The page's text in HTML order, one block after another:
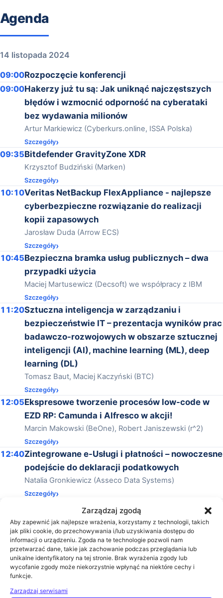
Zarządzaj zgodą
Aby zapewnić jak najlepsze wrażenia, korzystamy z technologii, takich
jak pliki cookie, do przechowywania i/lub uzyskiwania dostępu do
informacji o urządzeniu. Zgoda na te technologie pozwoli nam
przetwarzać dane, takie jak zachowanie podczas przeglądania lub
unikalne identyfikatory na tej stronie. Brak wyrażenia zgody lub
wycofanie zgody może niekorzystnie wpłynąć na niektóre cechy i
funkcje.
Zarządzaj serwisami
Agenda
14 listopada 2024
09:00Rozpoczęcie konferencji
09:00Hakerzy już tu są: Jak uniknąć najczęstszych
błędów i wzmocnić odporność na cyberataki
bez wydawania milionów
Artur Markiewicz (Cyberkurs.online, ISSA Polska)
Szczegóły
09:35Bitdefender GravityZone XDR
Krzysztof Budziński (Marken)
Szczegóły
10:10Veritas NetBackup FlexAppliance - najlepsze
cyberbezpieczne rozwiązanie do realizacji
kopii zapasowych
Jarosław Duda (Arrow ECS)
Szczegóły
10:45Bezpieczna bramka usług publicznych – dwa
przypadki użycia
Maciej Martusewicz (Decsoft) we współpracy z IBM
Szczegóły
11:20Sztuczna inteligencja w zarządzaniu i
bezpieczeństwie IT – prezentacja wyników prac
badawczo-rozwojowych w obszarze sztucznej
inteligencji (AI), machine learning (ML), deep
learning (DL)
Tomasz Baut, Maciej Kaczyński (BTC)
Szczegóły
12:05Ekspresowe tworzenie procesów low-code w
EZD RP: Camunda i Alfresco w akcji!
Marcin Makowski (BeOne), Robert Janiszewski (r^2)
Szczegóły
12:40Zintegrowane e-Usługi i płatności – nowoczesne
podejście do deklaracji podatkowych
Natalia Gronkiewicz (Asseco Data Systems)
Szczegóły
Automatyzacja, cyberbezpieczeństwo, kanał
dla sygnalistów. Statlook dla administracji
publicznej
Marcin Pera (Statlook)
Szczegóły
13:40eDoręczenia dla przedsiębiorców i